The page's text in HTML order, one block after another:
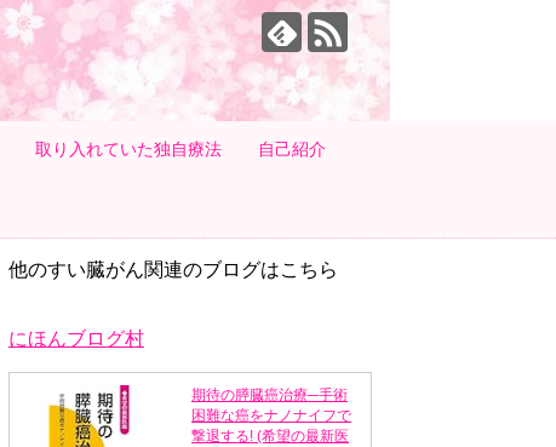
取り入れていた独自療法 自己紹介
他のすい臓がん関連のブログはこちら
にほんブログ村
期待の膵臓癌治療─手術
困難な癌をナノナイフで
撃退する! (希望の最新医